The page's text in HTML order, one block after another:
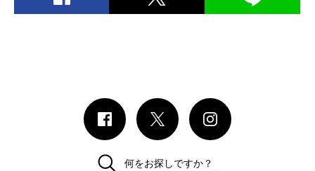
何をお探しですか？